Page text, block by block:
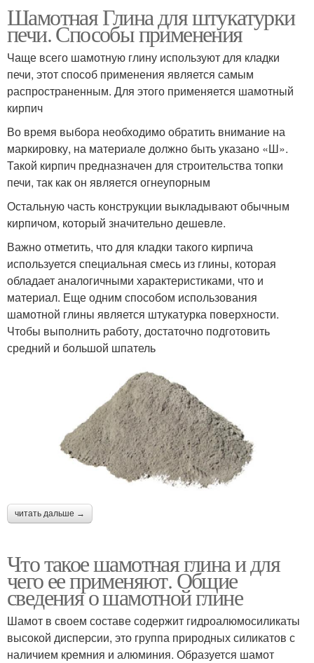
Шамотная Глина для штукатурки
печи. Способы применения
Чаще всего шамотную глину используют для кладки
печи, этот способ применения является самым
распространенным. Для этого применяется шамотный
кирпич
Во время выбора необходимо обратить внимание на
маркировку, на материале должно быть указано «Ш».
Такой кирпич предназначен для строительства топки
печи, так как он является огнеупорным
Остальную часть конструкции выкладывают обычным
кирпичом, который значительно дешевле.
Важно отметить, что для кладки такого кирпича
используется специальная смесь из глины, которая
обладает аналогичными характеристиками, что и
материал. Еще одним способом использования
шамотной глины является штукатурка поверхности.
Чтобы выполнить работу, достаточно подготовить
средний и большой шпатель
читать дальше →
Что такое шамотная глина и для
чего ее применяют. Общие
сведения о шамотной глине
Шамот в своем составе содержит гидроалюмосиликаты
высокой дисперсии, это группа природных силикатов с
наличием кремния и алюминия. Образуется шамот